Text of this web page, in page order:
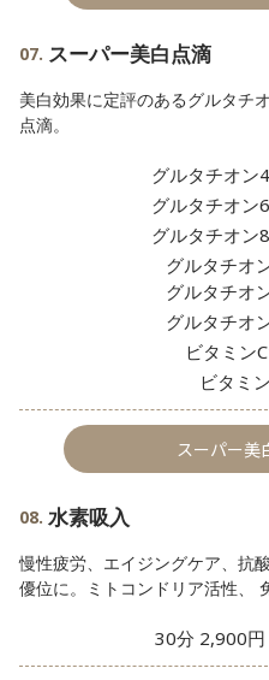
スーパー美白点滴
美白効果に定評のあるグルタチ
点滴。
グルタチオン
グルタチオン
グルタチオン
グルタチオ
グルタチオ
グルタチオ
ビタミン
ビタミ
スーパー美
水素吸入
慢性疲労、エイジングケア、抗
優位に。ミトコンドリア活性、
30分 2,900円